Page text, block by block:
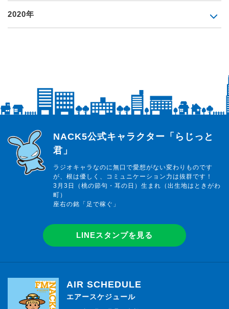
2020年
らじっと君
NACK5公式キャラクター「らじっと
君」
ラジオキャラなのに無口で愛想がない変わりものです
が、根は優しく、コミュニケーション力は抜群です！
3月3日（桃の節句・耳の日）生まれ（出生地はときがわ
町）
座右の銘「足で稼ぐ」
LINEスタンプを見る
AIR SCHEDULE
エアースケジュール